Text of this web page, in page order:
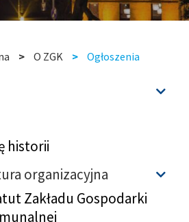
O ZGK Ogłoszenia
historii
organizacyjna
Zakładu Gospodarki